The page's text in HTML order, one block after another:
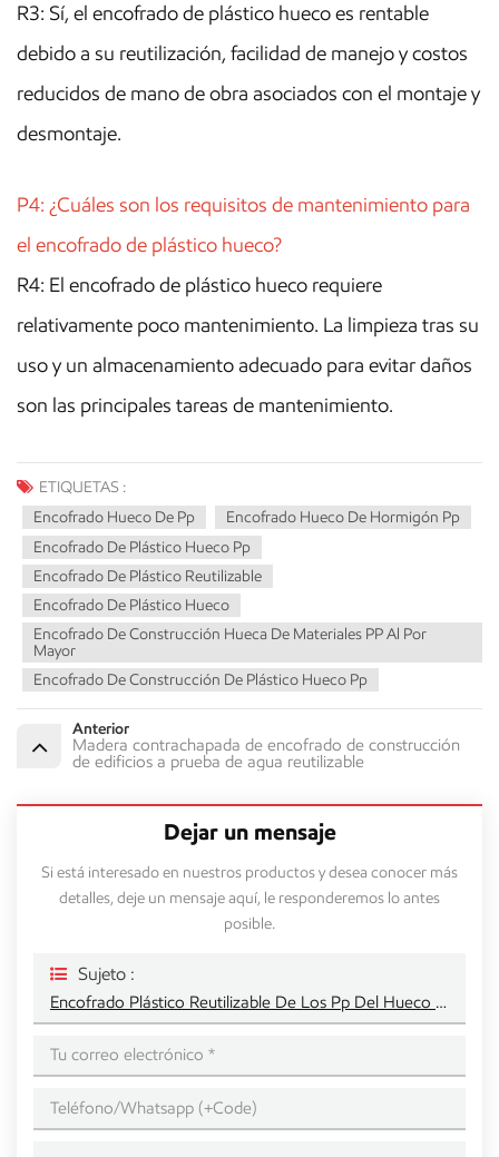
R3: Sí, el encofrado de plástico hueco es rentable
debido a su reutilización, facilidad de manejo y costos
reducidos de mano de obra asociados con el montaje y
desmontaje.
P4: ¿Cuáles son los requisitos de mantenimiento para
el encofrado de plástico hueco?
R4: El encofrado de plástico hueco requiere
relativamente poco mantenimiento. La limpieza tras su
uso y un almacenamiento adecuado para evitar daños
son las principales tareas de mantenimiento.
ETIQUETAS :
Encofrado Hueco De Pp
Encofrado Hueco De Hormigón Pp
Encofrado De Plástico Hueco Pp
Encofrado De Plástico Reutilizable
Encofrado De Plástico Hueco
Encofrado De Construcción Hueca De Materiales PP Al Por
Mayor
Encofrado De Construcción De Plástico Hueco Pp
Anterior
Madera contrachapada de encofrado de construcción
de edificios a prueba de agua reutilizable
Dejar un mensaje
Si está interesado en nuestros productos y desea conocer más
detalles, deje un mensaje aquí, le responderemos lo antes
posible.
Sujeto :
Encofrado Plástico Reutilizable De Los Pp Del Hueco Del Panel De Pared De La Construcción